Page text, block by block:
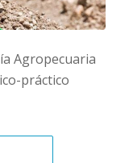
Agropecuaria
práctico